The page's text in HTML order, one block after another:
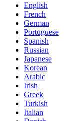
English
French
German
Portuguese
Spanish
Russian
Japanese
Korean
Arabic
Irish
Greek
Turkish
Italian